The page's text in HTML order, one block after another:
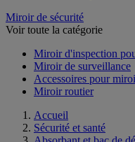
Miroir de sécurité
Voir toute la catégorie
Miroir d'inspection
Miroir de surveillance
Accessoires pour
Miroir routier
Accueil
Sécurité et santé